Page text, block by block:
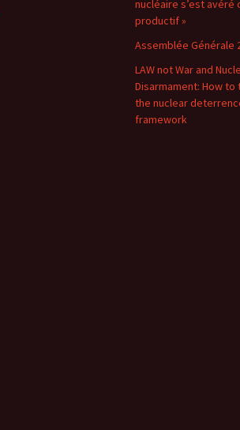
nucléaire s’est avéré
productif »
Assemblée Générale
LAW not War and
Disarmament: How to
the nuclear
framework